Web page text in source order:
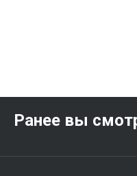
Ранее вы